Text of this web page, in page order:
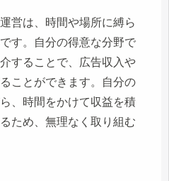
営は、時間や場所に縛ら
す。自分の得意な分野で
することで、広告収入や
ことができます。自分の
、時間をかけて収益を積
ため、無理なく取り組む